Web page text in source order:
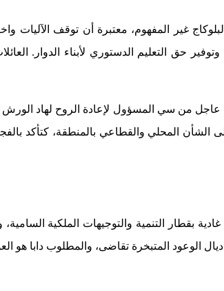
البلوكاج غير المفهوم، معتبرة أن توقف
وتوفير حق التعليم الدستوري لأبناء
من سي المسؤول لإعادة الروح لهاد
المحلي والقطاعي بالمنطقة، كتأكد
غادية بقطار التنمية والتوجيهات الملكية
الوعود المتبخرة تقاضى، والمطلوب دابا هو